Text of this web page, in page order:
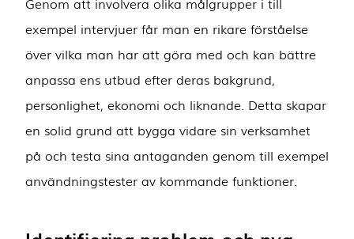
exempel intervjuer får man en rikare förståelse
över vilka man har att göra med och kan bättre
anpassa ens utbud efter deras bakgrund,
personlighet, ekonomi och liknande. Detta skapar
en solid grund att bygga vidare sin verksamhet
på och testa sina antaganden genom till exempel
användningstester av kommande funktioner.